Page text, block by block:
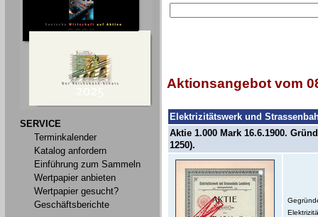
SERVICE
Terminkalender
Katalog anfordern
Einführung zum Sammeln
Wertpapier anbieten
Wertpapier gesucht?
Geschäftsberichte
Aktionsangebot vom
Elektrizitätswerk und
Aktie 1.000 Mark 16.6.1900.
1250).